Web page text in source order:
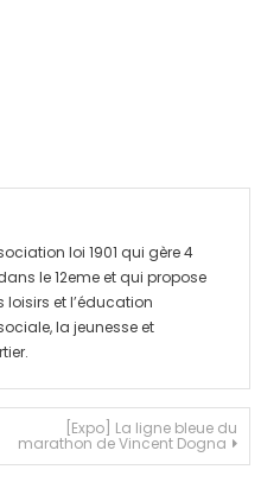
loi 1901 qui gère 4
le 12eme et qui propose
et l’éducation
la jeunesse et
[Expo] La ligne bleue du
marathon de Vincent Dogna